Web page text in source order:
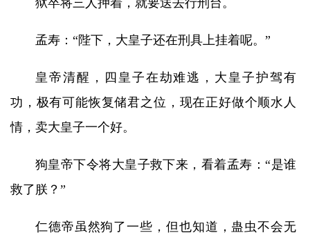
狱卒将三人押着，就要送去行刑台。
孟寿：“陛下，大皇子还在刑具上挂着呢。”
皇帝清醒，四皇子在劫难逃，大皇子护驾有
功，极有可能恢复储君之位，现在正好做个顺水人
情，卖大皇子一个好。
狗皇帝下令将大皇子救下来，看着孟寿：“是谁
救了朕？”
仁德帝虽然狗了一些，但也知道，蛊虫不会无